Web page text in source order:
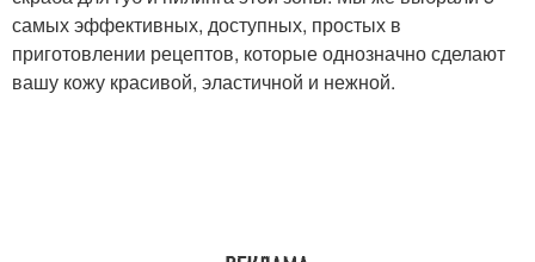
самых эффективных, доступных, простых в
приготовлении рецептов, которые однозначно сделают
вашу кожу красивой, эластичной и нежной.